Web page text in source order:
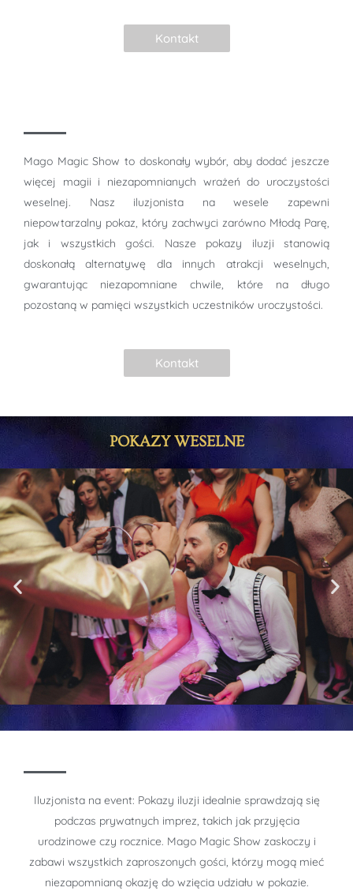
Kontakt
Mago Magic Show to doskonały wybór, aby dodać jeszcze
więcej magii i niezapomnianych wrażeń do uroczystości
weselnej. Nasz iluzjonista na wesele zapewni
niepowtarzalny pokaz, który zachwyci zarówno Młodą Parę,
jak i wszystkich gości. Nasze pokazy iluzji stanowią
doskonałą alternatywę dla innych atrakcji weselnych,
gwarantując niezapomniane chwile, które na długo
pozostaną w pamięci wszystkich uczestników uroczystości.
Kontakt
POKAZY WESELNE
Iluzjonista na event: Pokazy iluzji idealnie sprawdzają się
podczas prywatnych imprez, takich jak przyjęcia
urodzinowe czy rocznice. Mago Magic Show zaskoczy i
zabawi wszystkich zaproszonych gości, którzy mogą mieć
niezapomnianą okazję do wzięcia udziału w pokazie.